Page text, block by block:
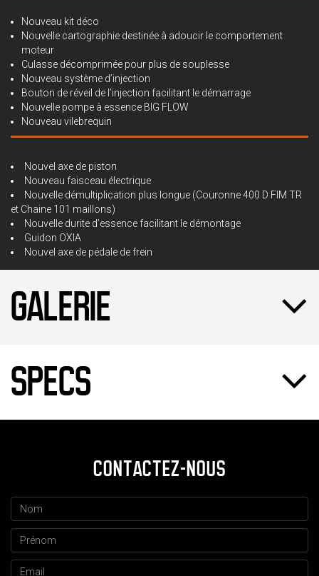
Nouveau kit déco
⁠Nouvelle cartographie destinée à adoucir le comportement
moteur
⁠Culasse décomprimée pour plus de souplesse
Nouveau système d’injection
Bouton de réveil de l’injection facilitant le démarrage
Nouvelle pompe à essence BIG FLOW
Nouveau vilebrequin
Nouvel axe de piston
Nouveau faisceau électrique
Nouvelle démultiplication plus longue (Couronne 400 D FIM TR
et Chaine 101 maillons)
Nouvelle durite d’essence facilitant le démontage
Guidon OXIA
Nouvel axe de pédale de frein
GALERIE
SPECS
CONTACTEZ-NOUS